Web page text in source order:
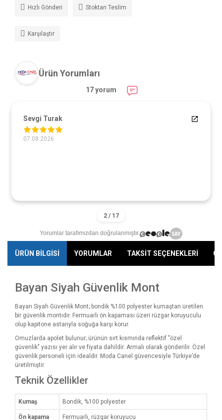
Hızlı Gönderi Stoktan Teslim
Karşılaştır
Ürün Yorumları
17 yorum
Sevgi Turak
07.08.2026
Yorumlar tarafımızdan doğrulanmıştır.
ÜRÜN BİLGİSİ YORUMLAR TAKSİT SEÇENEKLERİ
Bayan Siyah Güvenlik Mont
Bayan Siyah Güvenlik Mont; bondik %100 polyester kumaştan üretilen
bir güvenlik montıdır. Fermuarlı ön kapaması üzeri rüzgar koruyuculu
olup kapitone astarıyla soğuğa karşı korur.
Omuzlarda apolet bulunur; ürünün sırt kısmında reflektif "özel
güvenlik" yazısı yer alır ve fiyata dahildir. Armalı olarak gönderilir. Özel
güvenlik personeli için idealdir. Moda Canel güvencesiyle Türkiye’de
üretilmiştir.
Teknik Özellikler
Kumaş Bondik, %100 polyester
Ön kapama Fermuarlı, rüzgar koruyucu